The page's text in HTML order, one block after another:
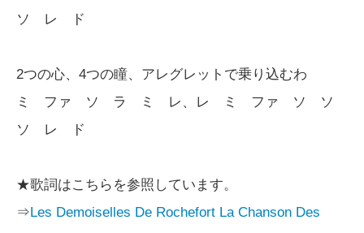
ソ レ ド
2つの心、4つの瞳、アレグレットで乗り込むわ
ミ ファ ソ ラ ミ レ、レ ミ ファ ソ ソ
ソ レ ド
★歌詞はこちらを参照しています。
⇒Les Demoiselles De Rochefort La Chanson Des